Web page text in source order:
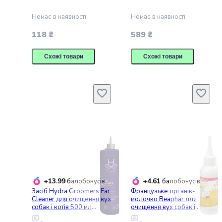
виробництва
Напівфабрикати
Овочеві
напівфабрикати
напівфабрикати
напівфабрикати
охолоджені
страви
Картопляні
напівфабрикати
Заморожені
Немає в наявності
118 ₴
Схожі товари
мл (280.0010.001)
Немає в наявності
589 ₴
Схожі товари
+13.99балобонусів
Засіб Hydra Groomers Ear
Cleaner для очищення вух
собак і котів 500 мл
(HG24088)
+4.61 балобонусів
Французьке органік-
молочко Beaphar для
очищення вух собак і
кішок 100 мл